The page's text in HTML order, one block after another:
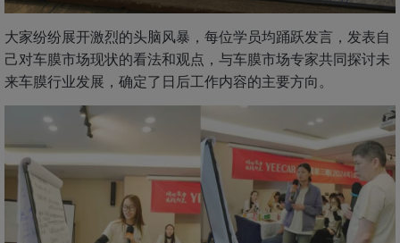
大家纷纷展开激烈的头脑风暴，每位学员均踊跃发言，发表自
己对车膜市场现状的看法和观点，与车膜市场专家共同探讨未
来车膜行业发展，确定了日后工作内容的主要方向。